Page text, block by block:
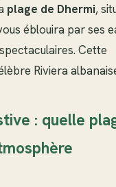
plage de Dhermi,
éblouira par ses
Cette
Riviera
: quelle